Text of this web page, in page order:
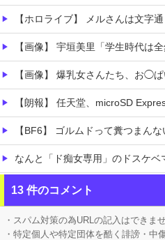
【ホロライブ】 メルさんは文字
【画像】 宇垣美里「学生時代は全然モテなか
【画像】 爆乳女さんたち、お◯ぱいの血管
【朗報】 任天堂、microSD
【BF6】 ゴルムドって糞つまん
なんと「ド痴女専用」のドスケベ
フロム「ナイトレインチーム解散してターニッシ
なんで出さないのか不思議なドラ
13 件のコメント
・スパム対策の為URLの記入はできませ
・特定個人や特定団体を酷く誹謗・中